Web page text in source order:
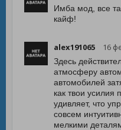
Имба мод, все
кайф!
alex191065 16
Здесь
атмосферу
автомобилей
как твои усилия
удивляет, что
совсем
мелкими